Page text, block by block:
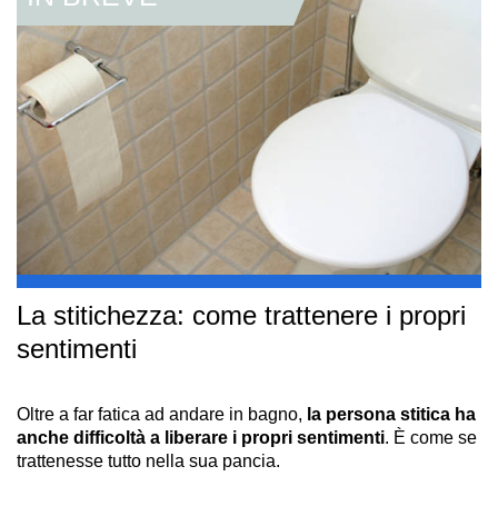
La stitichezza: come trattenere i propri
sentimenti
Oltre a far fatica ad andare in bagno, la persona stitica ha
anche difficoltà a liberare i propri sentimenti. È come se
trattenesse tutto nella sua pancia.